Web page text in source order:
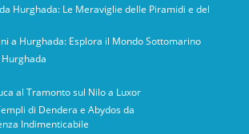
Hurghada: Le Meraviglie delle Piramidi e del
a Hurghada: Esplora il Mondo Sottomarino
al Tramonto sul Nilo a Luxor
di Dendera e Abydos da
Indimenticabile